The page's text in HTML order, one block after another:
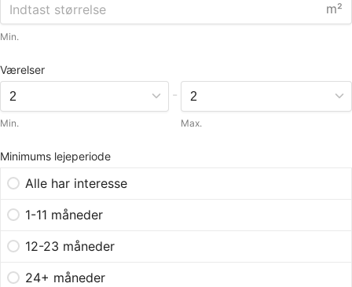
m²
Min.
Værelser
Min.
-
Max.
Minimums lejeperiode
Alle har interesse
1-11 måneder
12-23 måneder
24+ måneder